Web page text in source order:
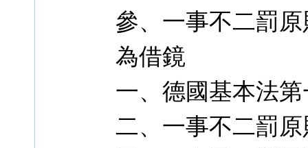
參、一事不二罰
為借鏡
一、德國基本法
二、一事不二罰